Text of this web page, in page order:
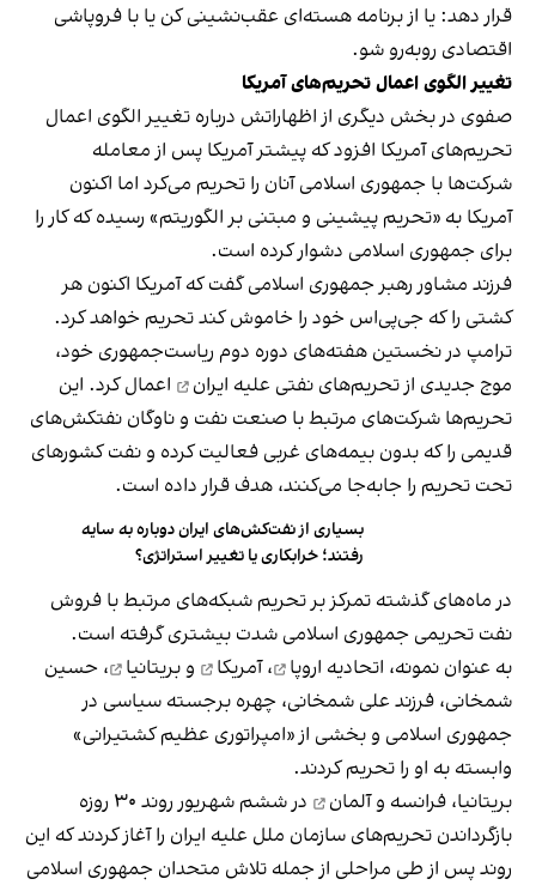
قرار دهد: یا از برنامه هسته‌ای عقب‌نشینی کن یا با فروپاشی
اقتصادی روبه‌رو شو.
تغییر الگوی اعمال تحریم‌های آمریکا
صفوی در بخش دیگری از اظهاراتش درباره تغییر الگوی اعمال
تحریم‌های آمریکا افزود که پیشتر آمریکا پس از معامله
شرکت‌ها با جمهوری اسلامی آنان را تحریم می‌کرد اما اکنون
آمریکا به «تحریم پیشینی و مبتنی بر الگوریتم» رسیده که کار را
برای جمهوری اسلامی دشوار کرده است.
فرزند مشاور رهبر جمهوری اسلامی گفت که آمریکا اکنون هر
کشتی را که جی‌پی‌اس خود را خاموش کند تحریم خواهد کرد.
ترامپ در نخستین هفته‌های دوره دوم ریاست‌جمهوری خود،
موج جدیدی از تحریم‌های نفتی علیه ایران
اعمال کرد. این
تحریم‌ها شرکت‌های مرتبط با صنعت نفت و ناوگان نفتکش‌های
قدیمی را که بدون بیمه‌های غربی فعالیت کرده و نفت کشورهای
تحت تحریم را جابه‌جا می‌کنند، هدف قرار داده است.
بسیاری از نفت‌کش‌های ایران دوباره به سایه
رفتند؛ خرابکاری یا تغییر استراتژی؟
در ماه‌های گذشته تمرکز بر تحریم شبکه‌های مرتبط با فروش
نفت تحریمی جمهوری اسلامی شدت بیشتری گرفته است.
به عنوان نمونه، اتحادیه اروپا ،آمریکا و بریتانیا
، حسین
شمخانی، فرزند علی شمخانی، چهره برجسته سیاسی در
جمهوری اسلامی و بخشی از «امپراتوری عظیم کشتیرانی»
وابسته به او را تحریم کردند.
بریتانیا، فرانسه و آلمان
در ششم شهریور روند ۳۰ روزه
بازگرداندن تحریم‌های سازمان ملل علیه ایران را آغاز کردند که این
روند پس از طی مراحلی از جمله تلاش متحدان جمهوری اسلامی